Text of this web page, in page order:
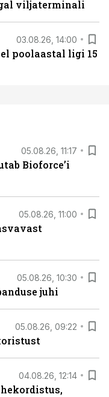
viljaterminali
03.08.26, 14:00
poolaastal ligi 15
05.08.26, 11:17
Bioforce’i
05.08.26, 11:00
05.08.26, 10:30
juhi
05.08.26, 09:22
04.08.26, 12:14